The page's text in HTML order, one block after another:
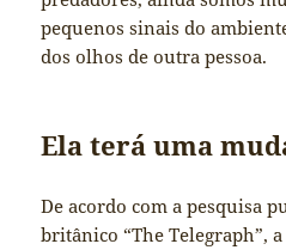
pequenos sinais do
dos olhos de outra pessoa.
Ela terá uma
De acordo com a pesquisa
britânico “The Telegraph”,